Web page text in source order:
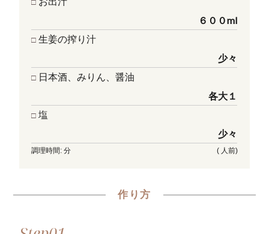
６００ml
生姜の搾り汁
少々
日本酒、みりん、醤油
各大１
塩
少々
調理時間: 分 ( 人前)
作り方